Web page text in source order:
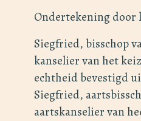
Ondertekening
Siegfried, bisschop
kanselier van het
echtheid bevestigd
Siegfried,
aartskanselier van